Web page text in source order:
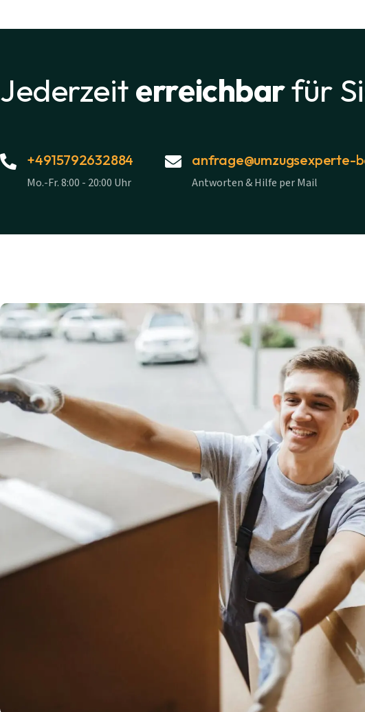
Jederzeiterreichbarfür
+4915792632884
Mo.-Fr. 8:00 - 20:00 Uhr
anfrage@umzugsexperte-
Antworten & Hilfe per Mail